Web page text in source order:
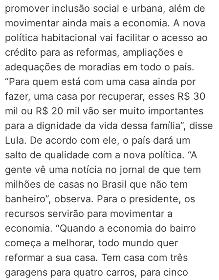
promover inclusão social e urbana, além de
movimentar ainda mais a economia. A nova
política habitacional vai facilitar o acesso ao
crédito para as reformas, ampliações e
adequações de moradias em todo o país.
“Para quem está com uma casa ainda por
fazer, uma casa por recuperar, esses R$ 30
mil ou R$ 20 mil vão ser muito importantes
para a dignidade da vida dessa família”, disse
Lula. De acordo com ele, o país dará um
salto de qualidade com a nova política. “A
gente vê uma notícia no jornal de que tem
milhões de casas no Brasil que não tem
banheiro”, observa. Para o presidente, os
recursos servirão para movimentar a
economia. “Quando a economia do bairro
começa a melhorar, todo mundo quer
reformar a sua casa. Tem casa com três
garagens para quatro carros, para cinco